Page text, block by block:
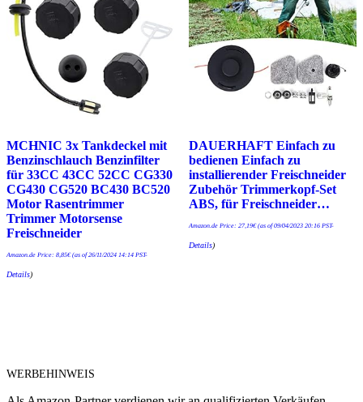
MCHNIC 3x Tankdeckel mit
Benzinschlauch Benzinfilter
für 33CC 43CC 52CC CG330
CG430 CG520 BC430 BC520
Motor Rasentrimmer
Trimmer Motorsense
Freischneider
Amazon.de Price: 8,85€(as of 26/11/2024 14:14 PST-
Details)
DAUERHAFT Einfach zu
bedienen Einfach zu
installierender Freischneider
Zubehör Trimmerkopf-Set
ABS, für Freischneider…
Amazon.de Price: 27,19€(as of 09/04/2023 20:16 PST-
Details)
WERBEHINWEIS